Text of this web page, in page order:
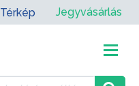
Térkép Jegyvásárlás